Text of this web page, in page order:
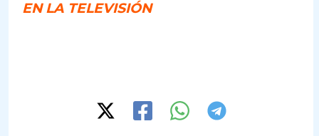
EN LA TELEVISIÓN